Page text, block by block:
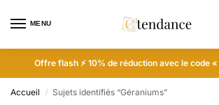
MENU
Offre flash ⚡ 10% de réduction avec le code
Accueil / Sujets identifiés “Géraniums”